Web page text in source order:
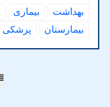
بهداشت بیماری
بیمارستان
پزشكی